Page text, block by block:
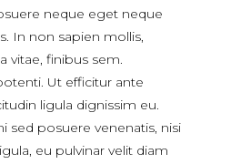
neque eget neque
In non sapien mollis,
vitae, finibus sem.
Ut efficitur ante
ligula dignissim eu.
sed posuere venenatis, nisi
eu pulvinar velit diam